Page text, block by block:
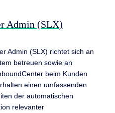
Admin (SLX)
Admin (SLX) richtet sich an
betreuen sowie an
beim Kunden
einen umfassenden
der automatischen
relevanter